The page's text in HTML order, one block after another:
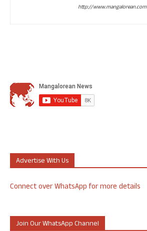
http://www.mangalorean.com
Advertise With Us
Connect over WhatsApp for more details
Join Our WhatsApp Channel